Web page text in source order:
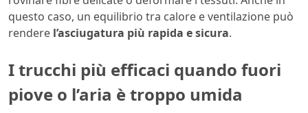
questo caso, un equilibrio tra calore e ventilazione può
rendere l’asciugatura più rapida e sicura.
I trucchi più efficaci quando fuori
piove o l’aria è troppo umida